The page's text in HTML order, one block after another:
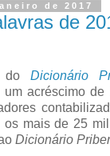
de 2017
de
do Dicionário
um acréscimo de
os mais de 25
Dicionário